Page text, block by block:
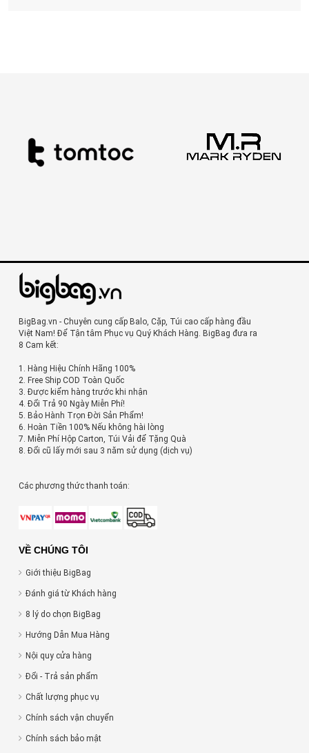
BigBag.vn - Chuyên cung cấp Balo, Cặp, Túi cao cấp hàng đầu
Việt Nam! Để Tận tâm Phục vụ Quý Khách Hàng. BigBag đưa ra
8 Cam kết:
1. Hàng Hiệu Chính Hãng 100%
2. Free Ship COD Toàn Quốc
3. Được kiểm hàng trước khi nhận
4. Đổi Trả 90 Ngày Miễn Phí!
5. Bảo Hành Trọn Đời Sản Phẩm!
6. Hoàn Tiền 100% Nếu không hài lòng
7. Miễn Phí Hộp Carton, Túi Vải để Tặng Quà
8. Đổi cũ lấy mới sau 3 năm sử dụng (dịch vụ)
Các phương thức thanh toán:
VỀ CHÚNG TÔI
Giới thiệu BigBag
Đánh giá từ Khách hàng
8 lý do chọn BigBag
Hướng Dẫn Mua Hàng
Nội quy cửa hàng
Đổi - Trả sản phẩm
Chất lượng phục vụ
Chính sách vận chuyển
Chính sách bảo mật